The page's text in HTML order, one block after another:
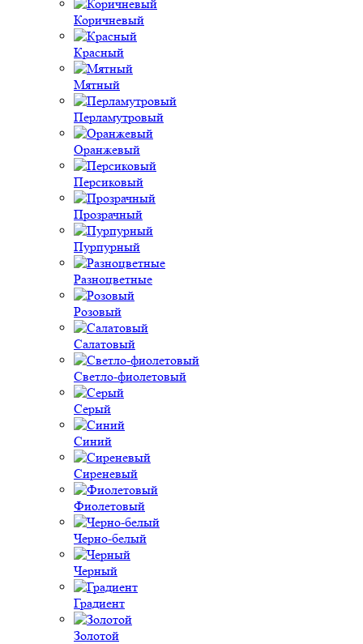
Коричневый
Красный
Мятный
Перламутровый
Оранжевый
Персиковый
Прозрачный
Пурпурный
Разноцветные
Розовый
Салатовый
Светло-фиолетовый
Серый
Синий
Сиреневый
Фиолетовый
Черно-белый
Черный
Градиент
Золотой